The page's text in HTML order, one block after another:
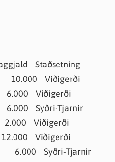
Staðsetning
10.000 Víðigerði
Víðigerði
Syðri-Tjarnir
Víðigerði
Víðigerði
6.000 Syðri-Tjarnir